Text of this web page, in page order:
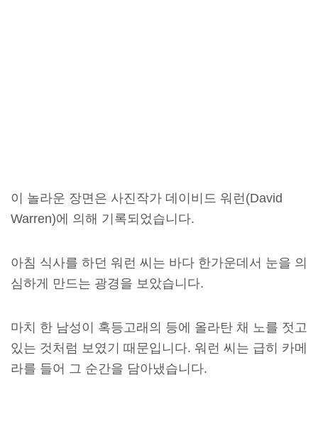
이 놀라운 장면은 사진작가 데이비드 워런(David
Warren)에 의해 기록되었습니다.
아침 식사를 하던 워런 씨는 바다 한가운데서 눈을 의
심하게 만드는 광경을 보았습니다.
마치 한 남성이 혹등고래의 등에 올라탄 채 노를 젓고
있는 것처럼 보였기 때문입니다. 워런 씨는 급히 카메
라를 들어 그 순간을 담아냈습니다.